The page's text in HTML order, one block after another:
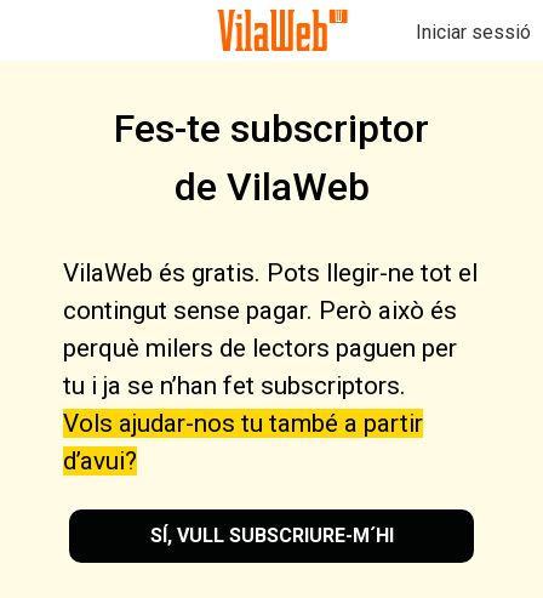
Iniciar sessió
Fes-te subscriptor
de VilaWeb
VilaWeb és gratis. Pots llegir-ne tot el
contingut sense pagar. Però això és
perquè milers de lectors paguen per
tu i ja se n’han fet subscriptors.
Vols ajudar-nos tu també a partir
d’avui?
SÍ, VULL SUBSCRIURE-M´HI